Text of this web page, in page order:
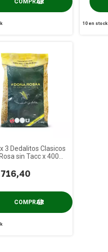
10 en stock
x 3 Dedalitos Clasicos
sin Tacc x 400